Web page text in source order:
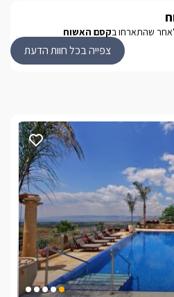
ברחבת החוץ של המתחם, משותפת לארבעת יחידות האירוח תיהנו
לכל אחת מהבקתות או מהסוויטות שבמתחם גקוזי פנימי גדול
מכונת אספרסו ועמדת קפה ותה לחמם את הימים הקרים של
בהגעתכם לכל אחת מארבעת היחידות תגלו בקבוק יין איכותי,
לאחר שהתארחו בקסם האשוח
צפייה בכל חוות הדעת